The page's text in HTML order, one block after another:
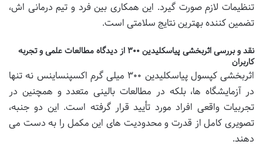
تنظیمات لازم صورت گیرد. این همکاری بین فرد و تیم درمانی اش،
تضمین کننده بهترین نتایج سلامتی است.
نقد و بررسی اثربخشی پیاسکلیدین ۳۰۰ از دیدگاه مطالعات علمی و تجربه
کاربران
اثربخشی کپسول پیاسکلیدین ۳۰۰ میلی گرم اکسپنساینس نه تنها
در آزمایشگاه ها، بلکه در مطالعات بالینی متعدد و همچنین در
تجربیات واقعی افراد مورد تأیید قرار گرفته است. این دو جنبه،
تصویری کامل از قدرت و محدودیت های این مکمل را به دست می
دهند.